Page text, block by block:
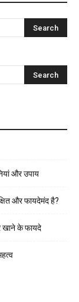
और उपाय
और फायदेमंद है?
खाने के फायदे